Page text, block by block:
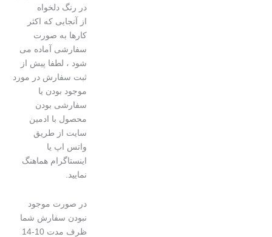
در رنگ دلخواه
از آنجایی که اکثر
کارها به صورت
سفارشی آماده می
شود ، لطفا پیش از
ثبت سفارش در مورد
موجود بودن یا
سفارشی بودن
محصول با ادمین
سایت از طریق
واتس اپ یا
اینستاگرام هماهنگ
در صورت موجود
نبودن سفارش شما
ظرف مدت 10-14